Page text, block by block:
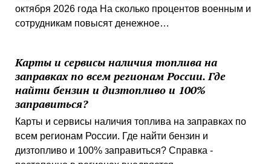
октября 2026 года На сколько процентов военным и
сотрудникам повысят денежное…
Карты и сервисы наличия топлива на
заправках по всем регионам России. Где
найти бензин и дизтопливо и 100%
заправиться?
Карты и сервисы наличия топлива на заправках по
всем регионам России. Где найти бензин и
дизтопливо и 100% заправиться? Справка -